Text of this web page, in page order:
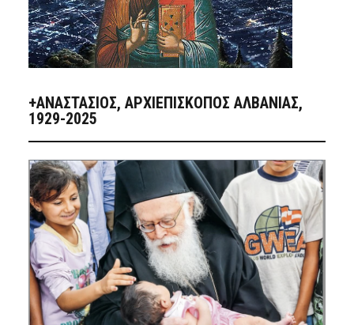
+ΑΝΑΣΤΆΣΙΟΣ, ΑΡΧΙΕΠΊΣΚΟΠΟΣ ΑΛΒΑΝΊΑΣ,
1929-2025